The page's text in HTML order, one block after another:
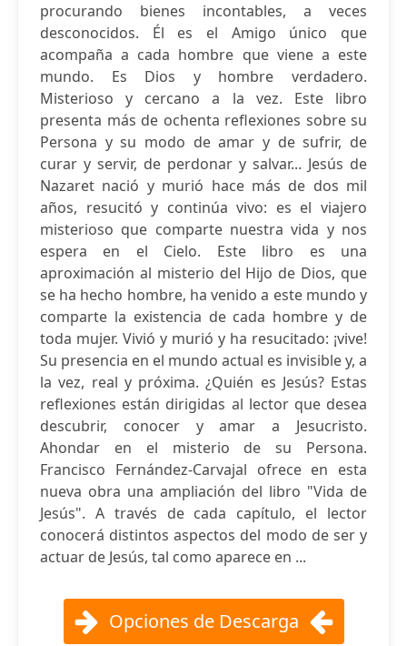
procurando bienes incontables, a veces
desconocidos. Él es el Amigo único que
acompaña a cada hombre que viene a este
mundo. Es Dios y hombre verdadero.
Misterioso y cercano a la vez. Este libro
presenta más de ochenta reflexiones sobre su
Persona y su modo de amar y de sufrir, de
curar y servir, de perdonar y salvar... Jesús de
Nazaret nació y murió hace más de dos mil
años, resucitó y continúa vivo: es el viajero
misterioso que comparte nuestra vida y nos
espera en el Cielo. Este libro es una
aproximación al misterio del Hijo de Dios, que
se ha hecho hombre, ha venido a este mundo y
comparte la existencia de cada hombre y de
toda mujer. Vivió y murió y ha resucitado: ¡vive!
Su presencia en el mundo actual es invisible y, a
la vez, real y próxima. ¿Quién es Jesús? Estas
reflexiones están dirigidas al lector que desea
descubrir, conocer y amar a Jesucristo.
Ahondar en el misterio de su Persona.
Francisco Fernández-Carvajal ofrece en esta
nueva obra una ampliación del libro "Vida de
Jesús". A través de cada capítulo, el lector
conocerá distintos aspectos del modo de ser y
actuar de Jesús, tal como aparece en ...
Opciones de Descarga